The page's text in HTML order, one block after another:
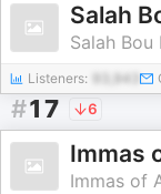
Salah Bou
Listeners: 93,943
#17 6
Immas of